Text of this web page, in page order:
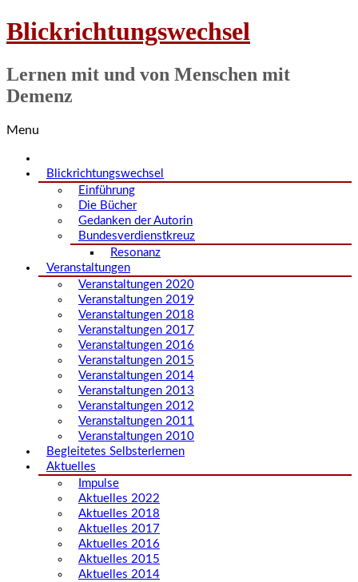
Blickrichtungswechsel
Lernen mit und von Menschen mit
Demenz
Menu
Blickrichtungswechsel
Einführung
Die Bücher
Gedanken der Autorin
Bundesverdienstkreuz
Resonanz
Veranstaltungen
Veranstaltungen 2020
Veranstaltungen 2019
Veranstaltungen 2018
Veranstaltungen 2017
Veranstaltungen 2016
Veranstaltungen 2015
Veranstaltungen 2014
Veranstaltungen 2013
Veranstaltungen 2012
Veranstaltungen 2011
Veranstaltungen 2010
Begleitetes Selbsterlernen
Aktuelles
Impulse
Aktuelles 2022
Aktuelles 2018
Aktuelles 2017
Aktuelles 2016
Aktuelles 2015
Aktuelles 2014